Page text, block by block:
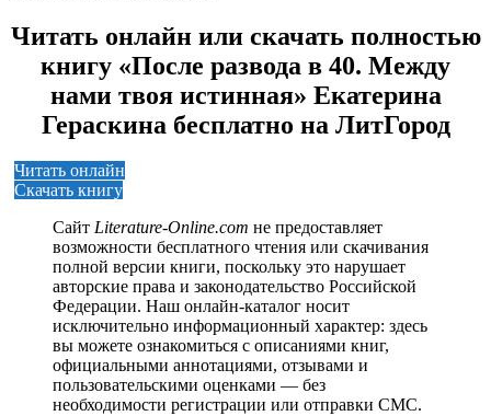
Читать онлайн или скачать полностью
книгу «После развода в 40. Между
нами твоя истинная» Екатерина
Гераскина бесплатно на ЛитГород
Читать онлайн
Скачать книгу
Сайт Literature-Online.com не предоставляет
возможности бесплатного чтения или скачивания
полной версии книги, поскольку это нарушает
авторские права и законодательство Российской
Федерации. Наш онлайн-каталог носит
исключительно информационный характер: здесь
вы можете ознакомиться с описаниями книг,
официальными аннотациями, отзывами и
пользовательскими оценками — без
необходимости регистрации или отправки СМС.